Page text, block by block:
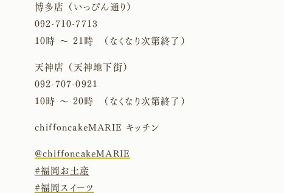
博多店 （いっぴん通り）
092-710-7713
10時 〜 21時 （なくなり次第終了）
天神店 （天神地下街）
092-707-0921
10時 〜 20時 （なくなり次第終了）
chiffoncakeMARIE キッチン
@chiffoncakeMARIE
#福岡お土産
#福岡スイーツ